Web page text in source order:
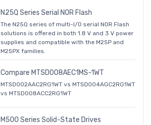
N25Q Series Serial NOR Flash
The N25Q series of multi-I/O serial NOR Flash
solutions is offered in both 1.8 V and 3 V power
supplies and compatible with the M25P and
M25PX families.
Compare MTSD008AEC1MS-1WT
MTSD002AAC2RG1WT vs MTSD004AGC2RG1WT
vs MTSD008ACC2RG1WT
M500 Series Solid-State Drives